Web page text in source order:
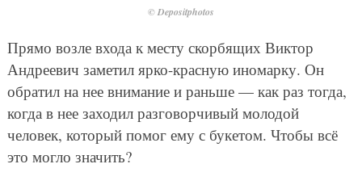
© Depositphotos
Прямо возле входа к месту скорбящих Виктор
Андреевич заметил ярко-красную иномарку. Он
обратил на нее внимание и раньше — как раз тогда,
когда в нее заходил разговорчивый молодой
человек, который помог ему с букетом. Чтобы всё
это могло значить?